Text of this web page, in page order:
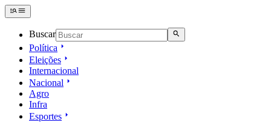
Buscar
Política
Eleições
Internacional
Nacional
Agro
Infra
Esportes